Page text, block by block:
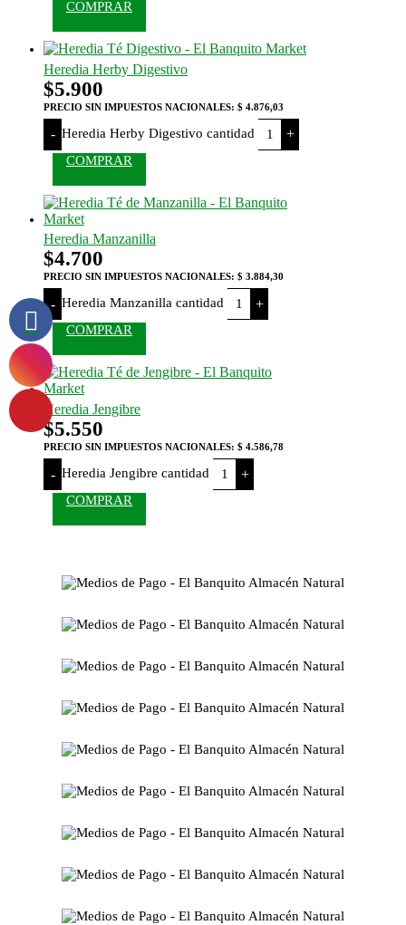
COMPRAR
Heredia Herby Digestivo
$5.900
PRECIO SIN IMPUESTOS NACIONALES: $ 4.876,03
- Heredia Herby Digestivo cantidad +
COMPRAR
Heredia Manzanilla
$4.700
PRECIO SIN IMPUESTOS NACIONALES: $ 3.884,30
- Heredia Manzanilla cantidad +
COMPRAR
Heredia Jengibre
$5.550
PRECIO SIN IMPUESTOS NACIONALES: $ 4.586,78
- Heredia Jengibre cantidad +
COMPRAR